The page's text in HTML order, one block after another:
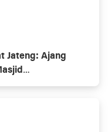
Jateng: Ajang